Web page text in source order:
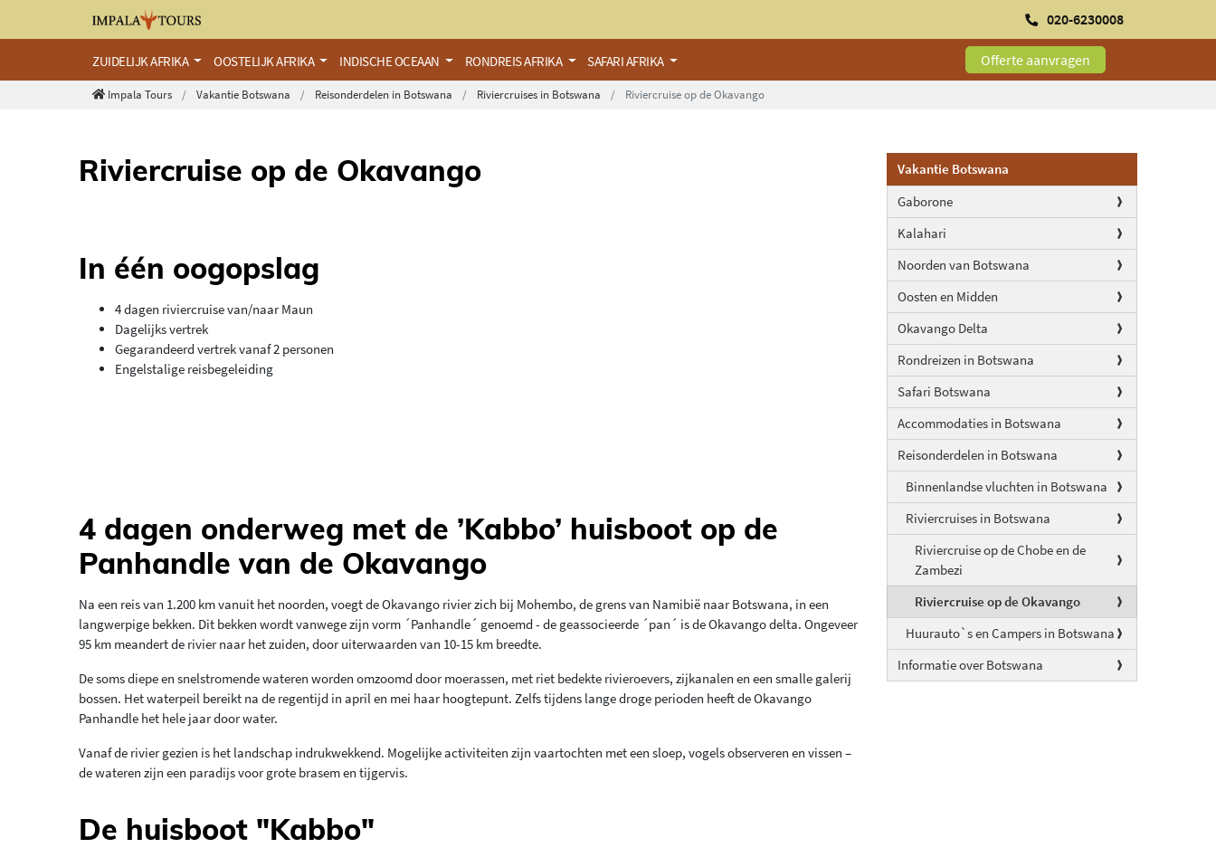
020-6230008
ZUIDELIJK AFRIKA OOSTELIJK AFRIKA INDISCHE OCEAAN RONDREIS AFRIKA SAFARI AFRIKA Offerte aanvragen
Impala Tours Vakantie Botswana Reisonderdelen in Botswana Riviercruises in Botswana Riviercruise op de Okavango
Vakantie Botswana
Gaborone
Kalahari
Noorden van Botswana
Oosten en Midden
Okavango Delta
Rondreizen in Botswana
Safari Botswana
Accommodaties in Botswana
Reisonderdelen in Botswana
Binnenlandse vluchten in Botswana
Riviercruises in Botswana
Riviercruise op de Chobe en de
Zambezi
Riviercruise op de Okavango
Huurauto`s en Campers in Botswana
Informatie over Botswana
Riviercruise op de Okavango
In één oogopslag
4 dagen riviercruise van/naar Maun
Dagelijks vertrek
Gegarandeerd vertrek vanaf 2 personen
Engelstalige reisbegeleiding
4 dagen onderweg met de ’Kabbo’ huisboot op de
Panhandle van de Okavango
Na een reis van 1.200 km vanuit het noorden, voegt de Okavango rivier zich bij Mohembo, de grens van Namibië naar Botswana, in een
langwerpige bekken. Dit bekken wordt vanwege zijn vorm ´Panhandle´ genoemd - de geassocieerde ´pan´ is de Okavango delta. Ongeveer
95 km meandert de rivier naar het zuiden, door uiterwaarden van 10-15 km breedte.
De soms diepe en snelstromende wateren worden omzoomd door moerassen, met riet bedekte rivieroevers, zijkanalen en een smalle galerij
bossen. Het waterpeil bereikt na de regentijd in april en mei haar hoogtepunt. Zelfs tijdens lange droge perioden heeft de Okavango
Panhandle het hele jaar door water.
Vanaf de rivier gezien is het landschap indrukwekkend. Mogelijke activiteiten zijn vaartochten met een sloep, vogels observeren en vissen –
de wateren zijn een paradijs voor grote brasem en tijgervis.
De huisboot "Kabbo"